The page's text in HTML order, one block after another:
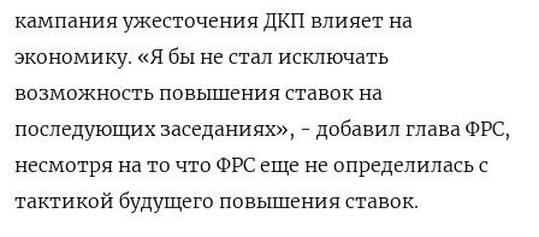
кампания ужесточения ДКП влияет на
экономику. «Я бы не стал исключать
возможность повышения ставок на
последующих заседаниях», - добавил глава ФРС,
несмотря на то что ФРС еще не определилась с
тактикой будущего повышения ставок.